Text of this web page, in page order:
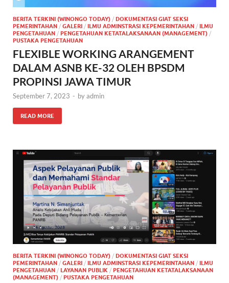
BERITA TERKINI (WINONGO TODAY) / DOKUMENTASI GIAT SEKSI
PEMERINTAHAN / GALERI / ILMU ADMINSTRASI KEPEMERINTAHAN / ILMU
PENGETAHUAN / PENGETAHUAN KETATALAKSANAAN (MANAGEMENT) /
PUSTAKA PENGETAHUAN
FLEXIBLE WORKING ARANGEMENT
DALAM ASNB KE-32 OLEH BPSDM
PROPINSI JAWA TIMUR
September 7, 2023 - byadmin
READ MORE
BERITA TERKINI (WINONGO TODAY) / DOKUMENTASI GIAT SEKSI
PEMERINTAHAN / GALERI / ILMU ADMINSTRASI KEPEMERINTAHAN / ILMU
PENGETAHUAN / LAYANAN PUBLIK / PENGETAHUAN KETATALAKSANAAN
(MANAGEMENT) / PUSTAKA PENGETAHUAN